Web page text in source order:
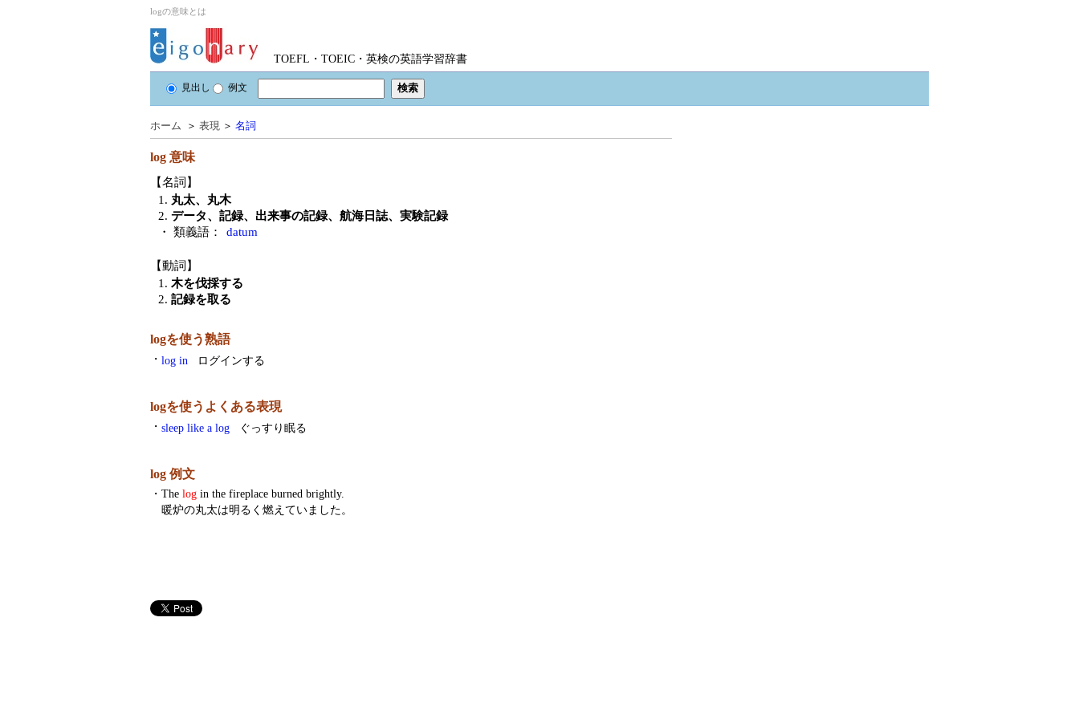
logの意味とは
TOEFL・TOEIC・英検の英語学習辞書
見出し 例文
ホーム ＞ 表現 ＞ 名詞
log 意味
【名詞】
1. 丸太、丸木
2. データ、記録、出来事の記録、航海日誌、実験記録
・ 類義語：
datum
【動詞】
1. 木を伐採する
2. 記録を取る
logを使う熟語
・ log in ログインする
logを使うよくある表現
・ sleep like a log ぐっすり眠る
log 例文
・ The log in the fireplace burned brightly.
暖炉の丸太は明るく燃えていました。